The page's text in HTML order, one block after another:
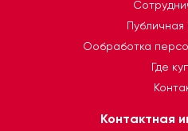
Ообработка
Где
Контактная